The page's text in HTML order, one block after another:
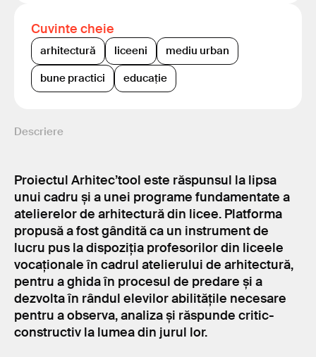
Cuvinte cheie
arhitectură liceeni
mediu urban
bune practici
educație
Descriere
Proiectul Arhitec’tool este răspunsul la lipsa
unui cadru și a unei programe fundamentate a
atelierelor de arhitectură din licee. Platforma
propusă a fost gândită ca un instrument de
lucru pus la dispoziția profesorilor din liceele
vocaționale în cadrul atelierului de arhitectură,
pentru a ghida în procesul de predare și a
dezvolta în rândul elevilor abilitățile necesare
pentru a observa, analiza și răspunde critic-
constructiv la lumea din jurul lor.